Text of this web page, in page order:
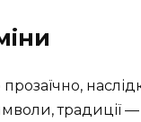
прозаїчно,
традиції